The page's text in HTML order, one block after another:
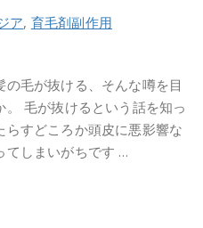
ア, 育毛剤副作用
毛が抜ける、そんな噂を目
毛が抜けるという話を知っ
すどころか頭皮に悪影響な
てしまいがちです …